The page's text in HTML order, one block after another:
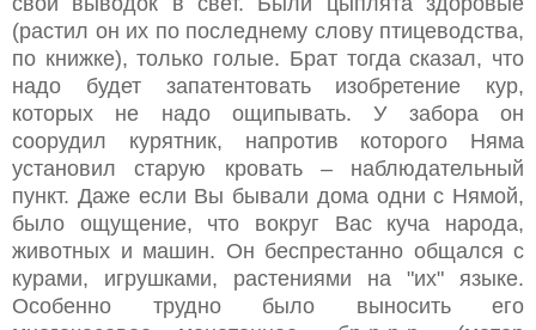
(растил он их по последнему слову птицеводства,
по книжке), только голые. Брат тогда сказал, что
надо будет запатентовать изобретение кур,
которых не надо ощипывать. У забора он
соорудил курятник, напротив которого Няма
установил старую кровать – наблюдательный
пункт. Даже если Вы бывали дома одни с Нямой,
было ощущение, что вокруг Вас куча народа,
животных и машин. Он беспрестанно общался с
курами, игрушками, растениями на "их" языке.
Особенно трудно было выносить его